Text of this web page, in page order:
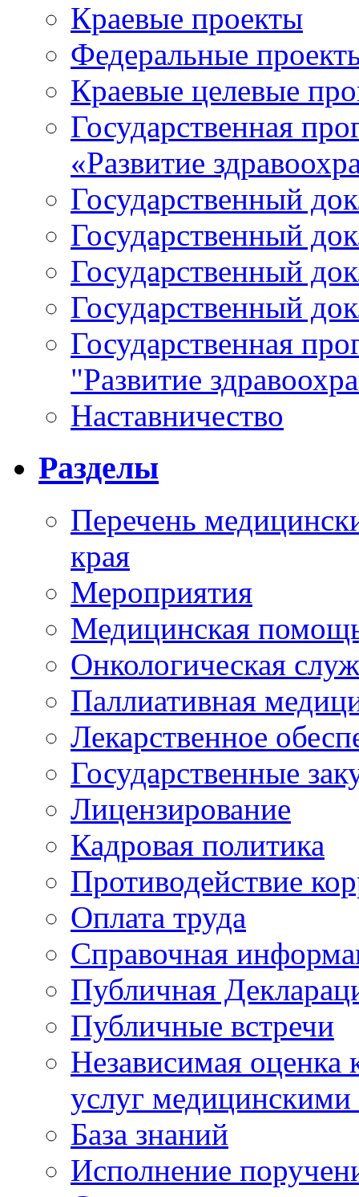
Краевые проекты
Федеральные
Краевые целевые
Государственная
«Развитие
Государственный
Государственный
Государственный
Государственный
Государственная
"Развитие
Наставничество
Разделы
Перечень
края
Мероприятия
Медицинская
Онкологическая
Паллиативная
Лекарственное
Государственные
Лицензирование
Кадровая политика
Противодействие
Оплата труда
Справочная
Публичная
Публичные встречи
Независимая оценка
услуг
База знаний
Исполнение